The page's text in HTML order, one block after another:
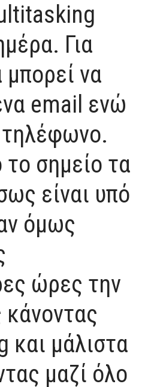
Για
να
email ενώ
τηλέφωνο.
σημείο τα
είναι υπό
όμως
ώρες την
μάλιστα
μαζί όλο